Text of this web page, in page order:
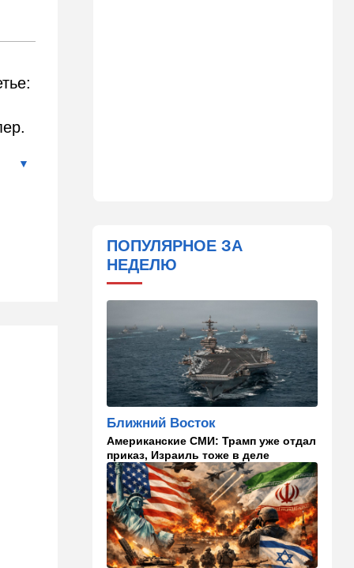
ресторане в Москве
15:00 Культура
сходить с детьми на
каникулах
14:49 Стиль жизни
Спор, которому нет конца:
кто умнее - кошки или
14:41 Ближний Восток
Россия и Китай усиливают
поддержку Ирана: война с
США меняет баланс сил
14:18 Мнения
"Это ваше туда-сюда
страшно раздражает"
ПОПУЛЯРНОЕ ЗА
НЕДЕЛЮ
Ближний Восток
Американские СМИ: Трамп уже отдал
приказ, Израиль тоже в деле